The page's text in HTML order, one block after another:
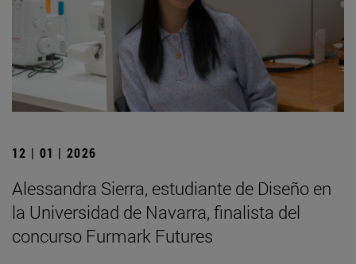
12 | 01 | 2026
Alessandra Sierra, estudiante de Diseño en
la Universidad de Navarra, finalista del
concurso Furmark Futures